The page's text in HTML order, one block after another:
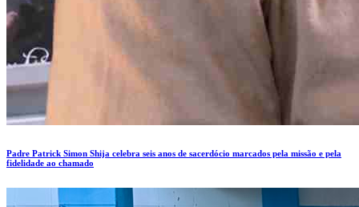
Padre Patrick Simon Shija celebra seis anos de sacerdócio marcados pela missão e pela
fidelidade ao chamado